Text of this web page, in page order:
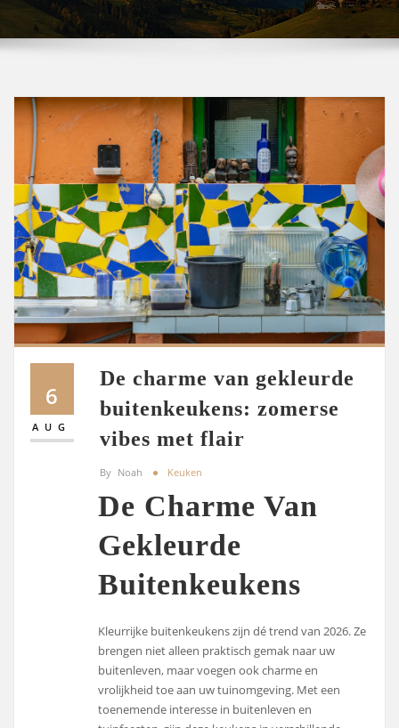
6
AUG
De charme van gekleurde
buitenkeukens: zomerse
vibes met flair
By Noah Keuken
De Charme Van
Gekleurde
Buitenkeukens
Kleurrijke buitenkeukens zijn dé trend van 2026. Ze
brengen niet alleen praktisch gemak naar uw
buitenleven, maar voegen ook charme en
vrolijkheid toe aan uw tuinomgeving. Met een
toenemende interesse in buitenleven en